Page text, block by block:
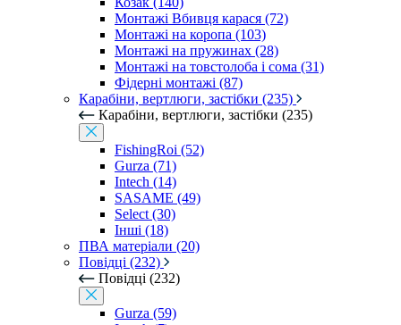
Монтажі Вбивця карася (72)
Монтажі на коропа (103)
Монтажі на пружинах (28)
Монтажі на товстолоба і сома (31)
Фідерні монтажі (87)
Карабіни, вертлюги, застібки (235)
Карабіни, вертлюги, застібки (235)
FishingRoi (52)
Gurza (71)
Intech (14)
SASAME (49)
Select (30)
Інші (18)
ПВА матеріали (20)
Повідці (232)
Повідці (232)
Gurza (59)